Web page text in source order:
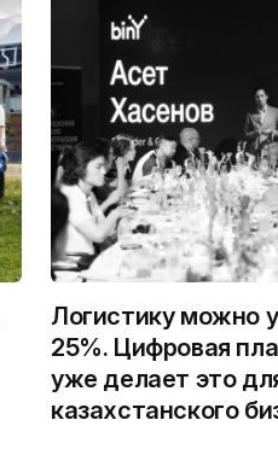
Логистику можно
25%. Цифровая
уже делает это
казахстанского